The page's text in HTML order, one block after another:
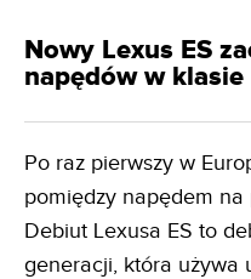
Nowy Lexus ES
napędów w klasie
Po raz pierwszy w
pomiędzy napędem
Debiut Lexusa ES to
generacji, która używa